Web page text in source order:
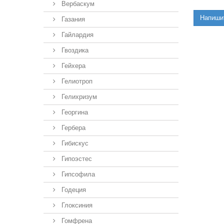
Вербаскум
Газания
Гайлардия
Гвоздика
Гейхера
Гелиотроп
Гелихризум
Георгина
Гербера
Гибискус
Гипоэстес
Гипсофила
Годеция
Глоксиния
Гомфрена